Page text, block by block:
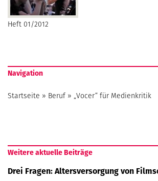
Heft 01/2012
Navigation
Startseite » Beruf» „Vocer“ für Medienkritik
Weitere aktuelle Beiträge
Drei Fragen: Altersversorgung von